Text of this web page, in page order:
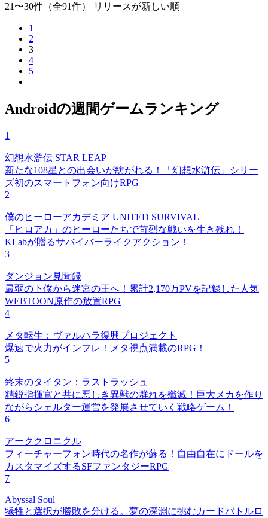
21〜30件 （全91件） リリースが新しい順
1
2
3
4
5
Androidの週間ゲームランキング
1
幻想水滸伝 STAR LEAP
新たな108星との出会いが紡がれる！「幻想水滸伝」シリー
ズ初のスマートフォン向けRPG
2
僕のヒーローアカデミア UNITED SURVIVAL
「ヒロアカ」のヒーローたちで苛烈な戦いを生き残れ！
KLabが贈るサバイバーライクアクション！
3
ダンジョン見聞録
最弱の下僕から迷宮の王へ！累計2,170万PVを記録した人気
WEBTOON原作の放置RPG
4
メタ転生：ヴァルハラ復興プロジェクト
爆速で火力がインフレ！メタ視点満載のRPG！
5
終末のタイタン：ラストラッシュ
精鋭指揮官と共に悪しき異獣の群れを殲滅！巨大メカを作り
ながらシェルター運営を発展させていく戦略ゲーム！
6
アーククロニクル
フィーチャーフォン時代の名作が蘇る！自由自在にドールを
カスタマイズするSFファンタジーRPG
7
Abyssal Soul
犠牲と選択が勝敗を分ける。夢の深淵に挑むカードバトルロ